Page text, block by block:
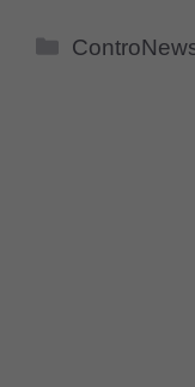
Categorie